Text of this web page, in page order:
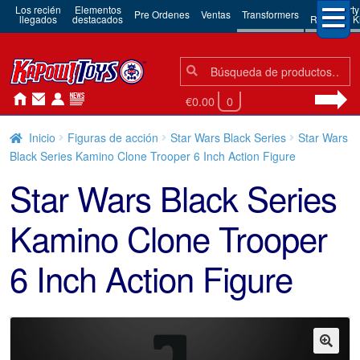
Los recién
llegados
Elementos
destacados Pre Ordenes Ventas Transformers 3rd Party
Robots &
Búsqueda:
Búsqueda
€0.00 0
Inicio Figuras de acción Star Wars Black Series
Star Wars
Black Series Kamino Clone Trooper 6 Inch Action Figure
Star Wars Black Series
Kamino Clone Trooper
6 Inch Action Figure